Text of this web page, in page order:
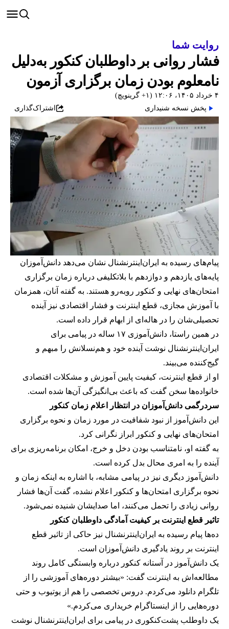
روایت شما
فشار روانی بر داوطلبان کنکور به‌دلیل
نامعلوم بودن زمان برگزاری آزمون
۴ خرداد ۱۴۰۵، ۱۲:۰۶ (‎+۱ گرینویچ)
پخش نسخه شنیداری
اشتراک‌گذاری
پیام‌های رسیده به ایران‌اینترنشنال نشان می‌دهد دانش‌آموزان
پایه‌های یازدهم و دوازدهم با بلاتکلیفی درباره زمان برگزاری
امتحان‌های نهایی و کنکور روبه‌رو هستند. به گفته آنان، همزمان
با آموزش مجازی، قطع اینترنت و فشار اقتصادی نیز آینده
تحصیلی‌شان را در هاله‌ای از ابهام قرار داده است.
در همین راستا، دانش‌آموزی ۱۷ ساله در پیامی برای
ایران‌اینترنشنال نوشت آینده خود و هم‌نسلانش را مبهم و
گیج‌کننده می‌بیند.
او از قطع اینترنت، کیفیت پایین آموزش و مشکلات اقتصادی
خانواده‌ها سخن گفت که باعث بی‌انگیزگی آن‌ها شده است.
سردرگمی دانش‌آموزان در انتظار اعلام زمان کنکور
این دانش‌آموز از نبود شفافیت در مورد زمان و نحوه برگزاری
امتحان‌های نهایی و کنکور ابراز نگرانی کرد.
به گفته او، نامتناسب بودن دخل و خرج، امکان برنامه‌ریزی برای
آینده را به امری محال بدل کرده است.
دانش‌آموز دیگری نیز در پیامی مشابه، با اشاره به اینکه زمان و
نحوه برگزاری امتحان‌ها و کنکور اعلام نشده، گفت آن‌ها فشار
روانی زیادی را تحمل می‌کنند، اما صدایشان شنیده نمی‌شود.
تاثیر قطع اینترنت بر کیفیت آمادگی داوطلبان کنکور
ده‌ها پیام رسیده به ایران‌اینترنشنال نیز حاکی از تاثیر قطع
اینترنت بر روند یادگیری دانش‌آموزان است.
یک دانش‌آموز در آستانه کنکور درباره وابستگی کامل روند
مطالعه‌اش به اینترنت گفت: «بیشتر دوره‌های آموزشی را از
تلگرام دانلود می‌کردم. دروس تخصصی را هم از یوتیوب و حتی
دوره‌هایی را از اینستاگرام خریداری می‌کردم.»
یک داوطلب پشت‌کنکوری در پیامی برای ایران‌اینترنشنال نوشت